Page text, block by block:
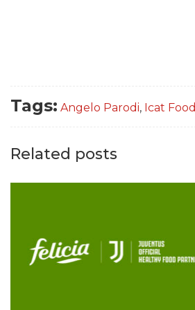
Tags: Angelo Parodi, Icat Food
Related posts